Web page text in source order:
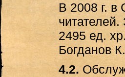
В 2008 г. в
2495 ед.
Богданов
4.2.